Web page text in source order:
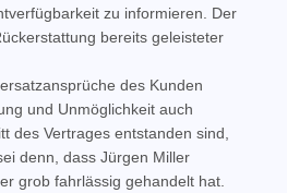
zu informieren. Der
bereits geleisteter
des Kunden
und Unmöglichkeit auch
des Vertrages entstanden sind,
denn, dass Jürgen Miller
grob fahrlässig gehandelt hat.